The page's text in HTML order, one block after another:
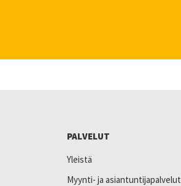
PALVELUT
Yleistä
Myynti- ja asiantuntijapalvelut